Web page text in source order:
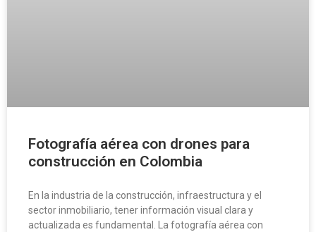
Fotografía aérea con drones para
construcción en Colombia
En la industria de la construcción, infraestructura y el
sector inmobiliario, tener información visual clara y
actualizada es fundamental. La fotografía aérea con